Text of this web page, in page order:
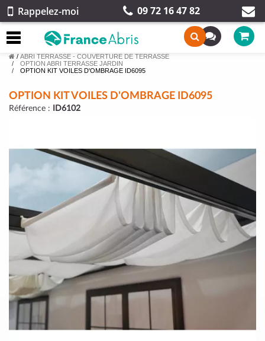
Rappelez-moi 09 72 16 47 82
/ ABRI TERRASSE - COUVERTURE DE TERRASSE
OPTION ABRI TERRASSE JARDIN
OPTION KIT VOILES D'OMBRAGE ID6095
OPTION KIT VOILES D'OMBRAGE ID6095
Référence : ID6102